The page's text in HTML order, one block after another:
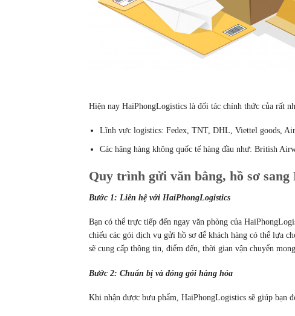
Hiện nay HaiPhongLogistics là đối tác chính thức của rất
Lĩnh vực logistics: Fedex, TNT, DHL, Viettel goods,
Các hãng hàng không quốc tế hàng đầu như: British
Quy trình gửi văn bằng, hồ sơ
Bước 1: Liên hệ với HaiPhongLogistics
Bạn có thể trực tiếp đến ngay văn phòng của
chiếu các gói dịch vụ gửi hồ sơ để khách hàng có thể lựa
sẽ cung cấp thông tin, điểm đến, thời gian vận chuyển
Bước 2: Chuẩn bị và đóng gói hàng hóa
Khi nhận được bưu phẩm, HaiPhongLogistics sẽ giúp bạn